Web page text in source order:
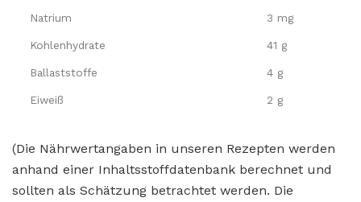
Natrium 3 mg
Kohlenhydrate 41 g
Ballaststoffe 4 g
Eiweiß 2 g
(Die Nährwertangaben in unseren Rezepten werden
anhand einer Inhaltsstoffdatenbank berechnet und
sollten als Schätzung betrachtet werden. Die